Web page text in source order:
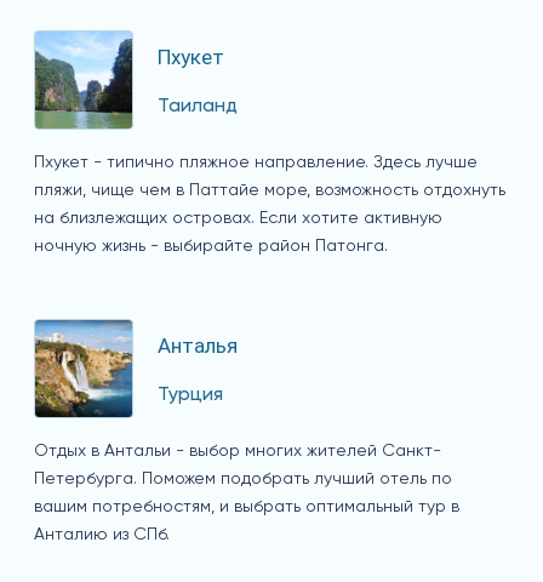
Пхукет
Таиланд
Пхукет - типично пляжное направление. Здесь лучше
пляжи, чище чем в Паттайе море, возможность отдохнуть
на близлежащих островах. Если хотите активную
ночную жизнь - выбирайте район Патонга.
Анталья
Турция
Отдых в Антальи - выбор многих жителей Санкт-
Петербурга. Поможем подобрать лучший отель по
вашим потребностям, и выбрать оптимальный тур в
Анталию из СПб.